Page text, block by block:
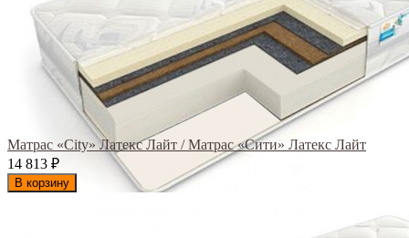
Матрас «City» Латекс Лайт / Матрас «Сити» Латекс Лайт
14 813 ₽
В корзину